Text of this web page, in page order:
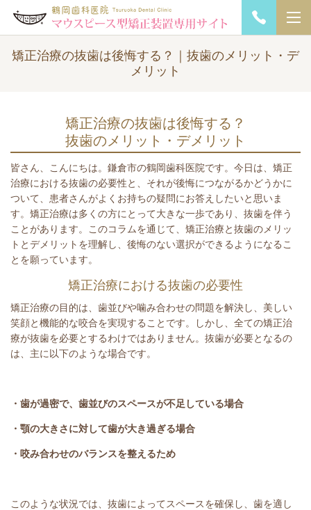
矯正治療の抜歯は後悔する？｜抜歯のメリット・デ
メリット
矯正治療の抜歯は後悔する？
抜歯のメリット・デメリット
皆さん、こんにちは。鎌倉市の鶴岡歯科医院です。今日は、矯正
治療における抜歯の必要性と、それが後悔につながるかどうかに
ついて、患者さんがよくお持ちの疑問にお答えしたいと思いま
す。矯正治療は多くの方にとって大きな一歩であり、抜歯を伴う
ことがあります。このコラムを通じて、矯正治療と抜歯のメリッ
トとデメリットを理解し、後悔のない選択ができるようになるこ
とを願っています。
矯正治療における抜歯の必要性
矯正治療の目的は、歯並びや噛み合わせの問題を解決し、美しい
笑顔と機能的な咬合を実現することです。しかし、全ての矯正治
療が抜歯を必要とするわけではありません。抜歯が必要となるの
は、主に以下のような場合です。
・歯が過密で、歯並びのスペースが不足している場合
・顎の大きさに対して歯が大き過ぎる場合
・咬み合わせのバランスを整えるため
このような状況では、抜歯によってスペースを確保し、歯を適し